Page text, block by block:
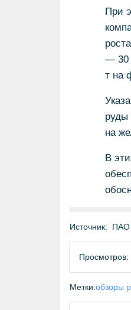
При
— 30
т на
руды
на
В
Источник: ПАО
Просмотров:
Метки:обзоры